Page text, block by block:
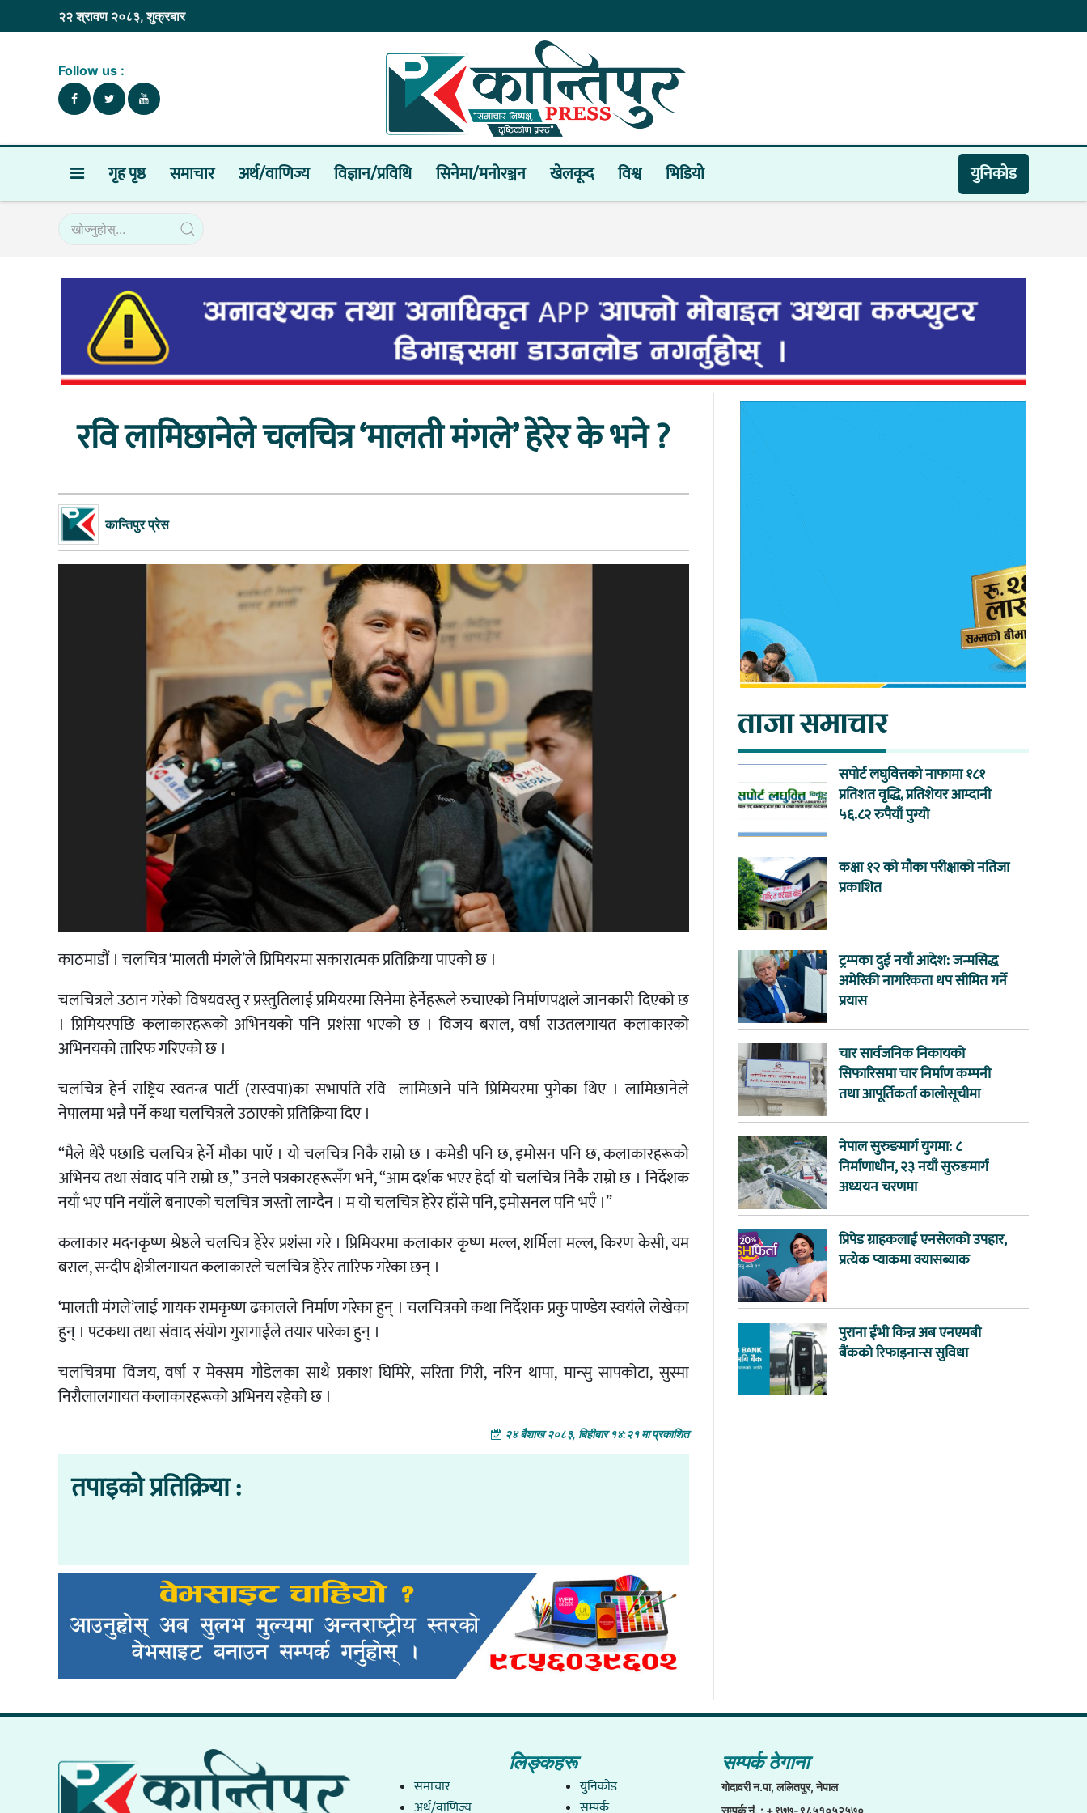
२२ श्रावण २०८३, शुक्रबार
Follow us :
गृह पृष्ठ समाचार अर्थ/वाणिज्य विज्ञान/प्रविधि सिनेमा/मनोरञ्जन खेलकूद विश्व भिडियाे युनिकाेड
रवि लामिछानेले चलचित्र ‘मालती मंगले’ हेरेर के भने ?
कान्तिपुर प्रेस
काठमाडौं । चलचित्र ‘मालती मंगले’ले प्रिमियरमा सकारात्मक प्रतिक्रिया पाएको छ ।
चलचित्रले उठान गरेको विषयवस्तु र प्रस्तुतिलाई प्रमियरमा सिनेमा हेर्नेहरूले रुचाएको निर्माणपक्षले जानकारी दिएको छ
। प्रिमियरपछि कलाकारहरूको अभिनयको पनि प्रशंसा भएको छ । विजय बराल, वर्षा राउतलगायत कलाकारको
अभिनयको तारिफ गरिएको छ ।
चलचित्र हेर्न राष्ट्रिय स्वतन्त्र पार्टी (रास्वपा)का सभापति रवि लामिछाने पनि प्रिमियरमा पुगेका थिए । लामिछानेले
नेपालमा भन्नै पर्ने कथा चलचित्रले उठाएको प्रतिक्रिया दिए ।
“मैले धेरै पछाडि चलचित्र हेर्ने मौका पाएँ । यो चलचित्र निकै राम्रो छ । कमेडी पनि छ, इमोसन पनि छ, कलाकारहरूको
अभिनय तथा संवाद पनि राम्रो छ,” उनले पत्रकारहरूसँग भने, “आम दर्शक भएर हेर्दा यो चलचित्र निकै राम्रो छ । निर्देशक
नयाँ भए पनि नयाँले बनाएको चलचित्र जस्तो लाग्दैन । म यो चलचित्र हेरेर हाँसे पनि, इमोसनल पनि भएँ ।”
कलाकार मदनकृष्ण श्रेष्ठले चलचित्र हेरेर प्रशंसा गरे । प्रिमियरमा कलाकार कृष्ण मल्ल, शर्मिला मल्ल, किरण केसी, यम
बराल, सन्दीप क्षेत्रीलगायत कलाकारले चलचित्र हेरेर तारिफ गरेका छन् ।
‘मालती मंगले’लाई गायक रामकृष्ण ढकालले निर्माण गरेका हुन् । चलचित्रको कथा निर्देशक प्रकु पाण्डेय स्वयंले लेखेका
हुन् । पटकथा तथा संवाद संयोग गुरागाईंले तयार पारेका हुन् ।
चलचित्रमा विजय, वर्षा र मेक्सम गौडेलका साथै प्रकाश घिमिरे, सरिता गिरी, नरिन थापा, मान्सु सापकोटा, सुस्मा
निरौलालगायत कलाकारहरूको अभिनय रहेको छ ।
२४ बैशाख २०८३, बिहीबार १४:२१ मा प्रकाशित
तपाइको प्रतिक्रिया :
ताजा समाचार
सपोर्ट लघुवित्तको नाफामा १८१
प्रतिशत वृद्धि, प्रतिशेयर आम्दानी
५६.८२ रुपैयाँ पुग्यो
कक्षा १२ को मौका परीक्षाको नतिजा
प्रकाशित
ट्रम्पका दुई नयाँ आदेश: जन्मसिद्ध
अमेरिकी नागरिकता थप सीमित गर्ने
प्रयास
चार सार्वजनिक निकायको
सिफारिसमा चार निर्माण कम्पनी
तथा आपूर्तिकर्ता कालोसूचीमा
नेपाल सुरुङमार्ग युगमा: ८
निर्माणाधीन, २३ नयाँ सुरुङमार्ग
अध्ययन चरणमा
प्रिपेड ग्राहकलाई एनसेलको उपहार,
प्रत्येक प्याकमा क्यासब्याक
पुराना ईभी किन्न अब एनएमबी
बैंकको रिफाइनान्स सुविधा
लिङ्कहरू
समाचार
अर्थ/वाणिज्य
युनिकाेड
सम्पर्क
सम्पर्क ठेगाना
गाेदावरी न.पा, ललितपुर, नेपाल
सम्पर्क नं. : +९७७-९८५१०५२५७०